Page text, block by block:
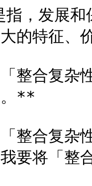
，发展和
的特征、
整合复杂
。**
整合复杂
要将「整